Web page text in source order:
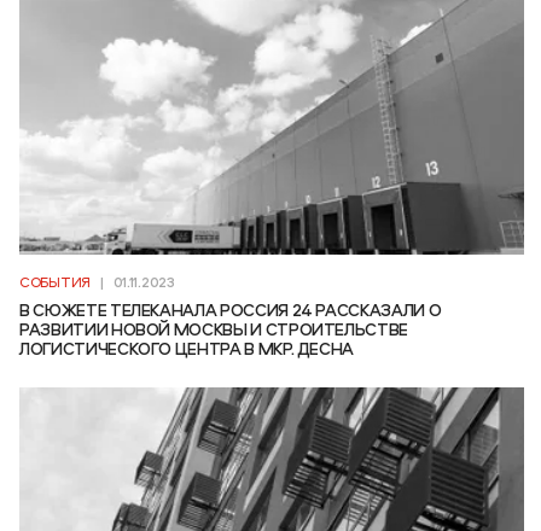
СОБЫТИЯ | 01.11.2023
В СЮЖЕТЕ ТЕЛЕКАНАЛА РОССИЯ 24 РАССКАЗАЛИ О
РАЗВИТИИ НОВОЙ МОСКВЫ И СТРОИТЕЛЬСТВЕ
ЛОГИСТИЧЕСКОГО ЦЕНТРА В МКР. ДЕСНА